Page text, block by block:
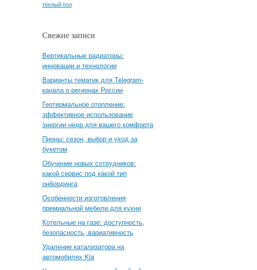
тёплый пол
Свежие записи
Вертикальные радиаторы:
инновации и технологии
Варианты тематик для Telegram-
канала о регионах России
Геотермальное отопление:
эффективное использование
энергии недр для вашего комфорта
Пионы: сезон, выбор и уход за
букетом
Обучение новых сотрудников:
какой сервис под какой тип
онбординга
Особенности изготовления
премиальной мебели для кухни
Котельные на газе: доступность,
безопасность, вариативность
Удаление катализатора на
автомобилях Kia